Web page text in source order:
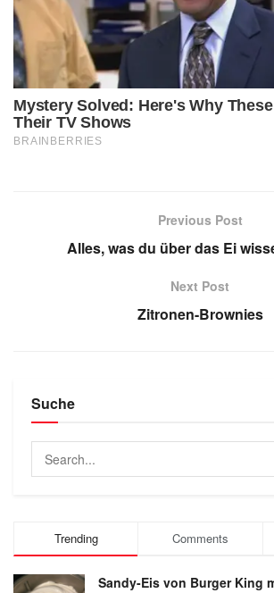
Previous Post
Alles, was du über das Ei
Next Post
Zitronen-Brownies
Suche
Trending Comments
Sandy-Eis von Burger King